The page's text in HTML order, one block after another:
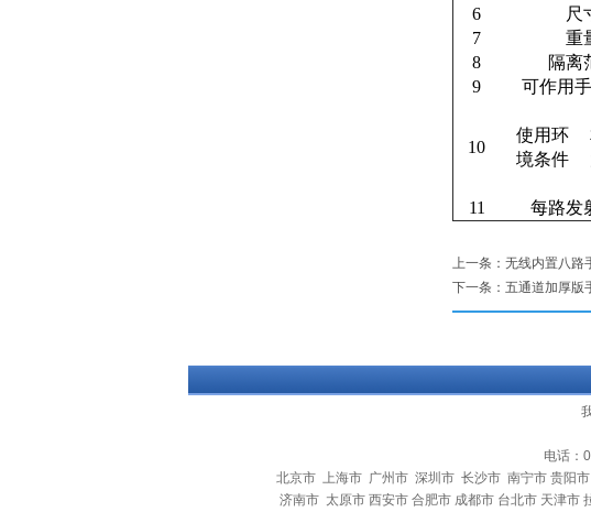
6
尺
7
重
8
隔离
9
可作用
10
使用环
境条件
11
每路发
上一条：无线内置八路
下一条：五通道加厚版
电话：
北京市 上海市 广州市 深圳市 长沙市 南宁市 贵阳市
济南市 太原市 西安市 合肥市 成都市 台北市 天津市